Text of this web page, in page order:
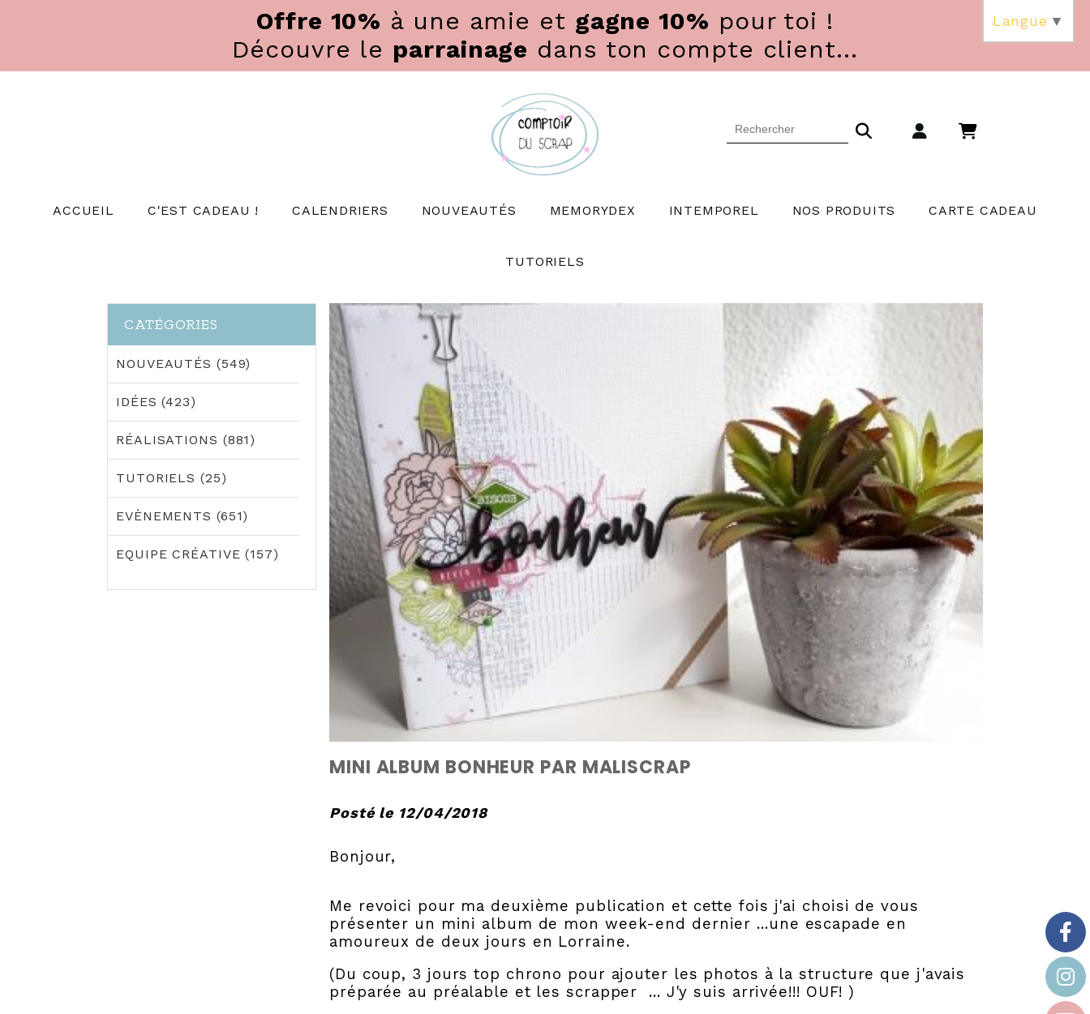
Offre 10% à une amie et gagne 10% pour toi !
Découvre le parrainage dans ton compte client...
ACCUEIL C'EST CADEAU ! CALENDRIERS NOUVEAUTÉS MEMORYDEX INTEMPOREL NOS PRODUITS CARTE CADEAU
TUTORIELS
MINI ALBUM BONHEUR PAR MALISCRAP
Posté le 12/04/2018
Bonjour,
Me revoici pour ma deuxième publication et cette fois j'ai choisi de vous
présenter un mini album de mon week-end dernier ...une escapade en
amoureux de deux jours en Lorraine.
(Du coup, 3 jours top chrono pour ajouter les photos à la structure que j'avais
préparée au préalable et les scrapper ... J'y suis arrivée!!! OUF! )
CATÉGORIES
NOUVEAUTÉS (549)
IDÉES (423)
RÉALISATIONS (881)
TUTORIELS (25)
EVÈNEMENTS (651)
EQUIPE CRÉATIVE (157)
Langue ▼